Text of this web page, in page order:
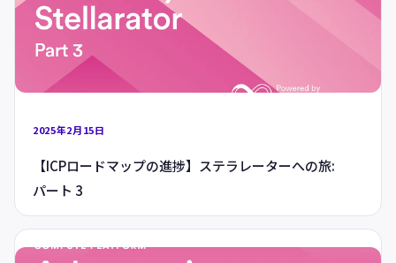
2025年2月15日
【ICPロードマップの進捗】ステラレーターへの旅:
パート 3